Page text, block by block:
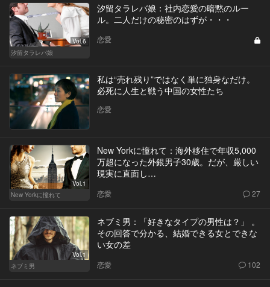
Vol.6
汐留タラレバ娘
汐留タラレバ娘：社内恋愛の暗黙のルー
ル。二人だけの秘密のはずが・・・
恋愛
私は“売れ残り”ではなく単に独身なだけ。
必死に人生と戦う中国の女性たち
恋愛
Vol.1
New Yorkに憧れて
New Yorkに憧れて：海外移住で年収5,000
万超になった外銀男子30歳。だが、厳しい
現実に直面し…
恋愛 27
Vol.1
ネブミ男
ネブミ男：「好きなタイプの男性は？」 。
その回答で分かる、結婚できる女とできな
い女の差
恋愛 102